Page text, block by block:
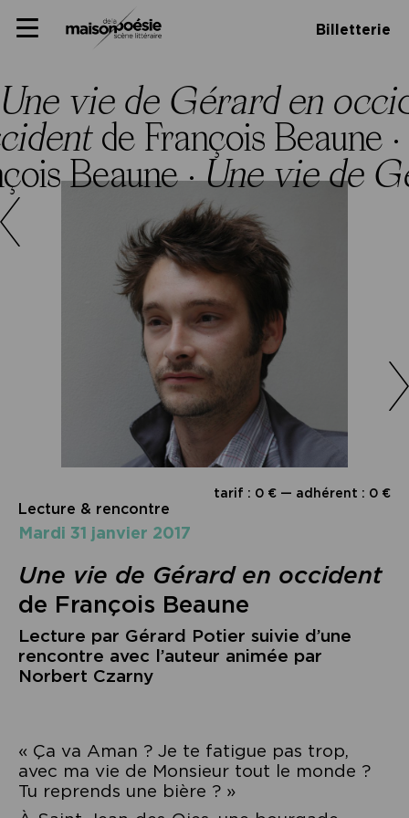
Panneau de gestion des cookies
to
Primary
Billetterie
Une vie de Gérard en
de François Beaune ·
Beaune ·Une vie de
tarif : 0 € — adhérent : 0 €
Lecture & rencontre
mardi 31 janvier 2017
Une vie de Gérard en occident
de François Beaune
Lecture par Gérard Potier suivie d’une
rencontre avec l’auteur animée par
Norbert Czarny
« Ça va Aman ? Je te fatigue pas trop,
avec ma vie de Monsieur tout le monde ?
Tu reprends une bière ? »